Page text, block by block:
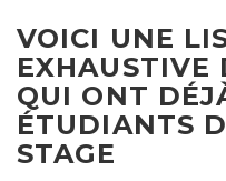
VOICI UNE
EXHAUSTIVE
QUI ONT
ÉTUDIANTS
STAGE